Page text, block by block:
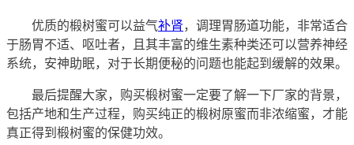
优质的椴树蜜可以益气补肾，调理胃肠道功能，非常适合
于肠胃不适、呕吐者，且其丰富的维生素种类还可以营养神经
系统，安神助眠，对于长期便秘的问题也能起到缓解的效果。
最后提醒大家，购买椴树蜜一定要了解一下厂家的背景，
包括产地和生产过程，购买纯正的椴树原蜜而非浓缩蜜，才能
真正得到椴树蜜的保健功效。